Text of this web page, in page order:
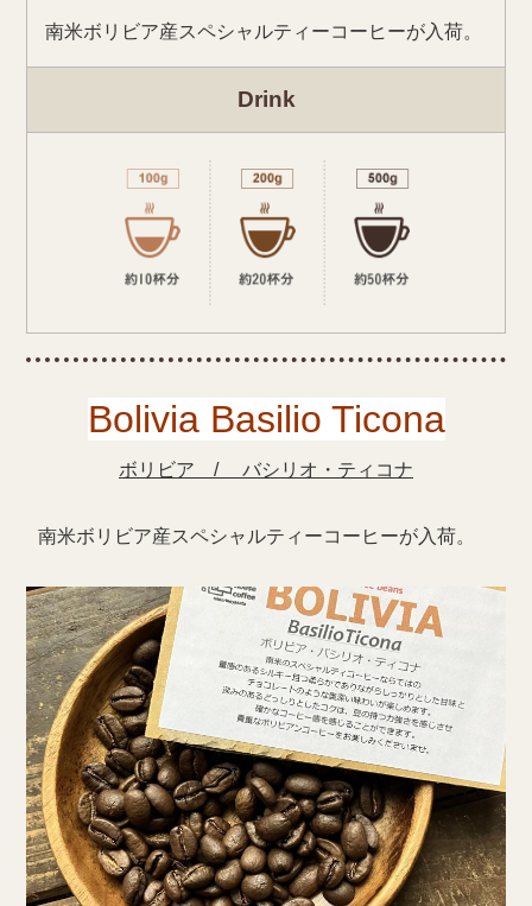
南米ボリビア産スペシャルティーコーヒーが入荷。
Drink
Bolivia Basilio Ticona
ボリビア / バシリオ・ティコナ
南米ボリビア産スペシャルティーコーヒーが入荷。